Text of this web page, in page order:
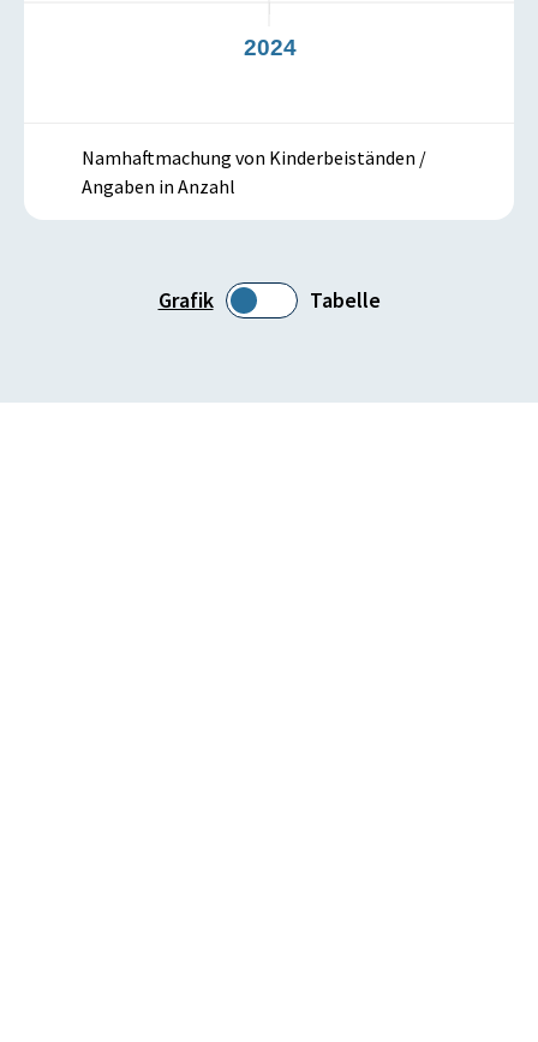
Grafik Tabelle
2024
Namhaftmachung von Kinderbeiständen /
Angaben in Anzahl